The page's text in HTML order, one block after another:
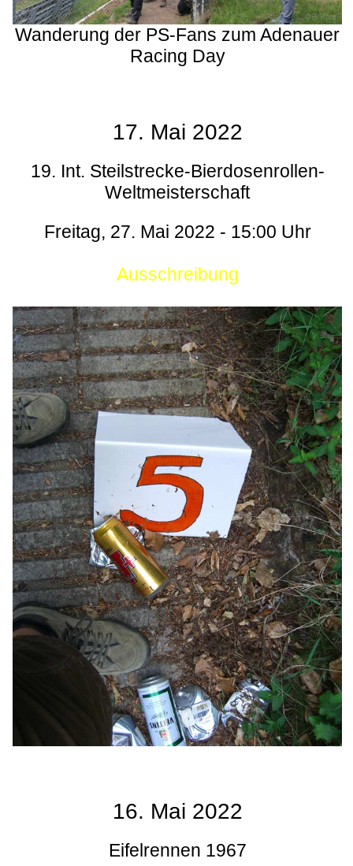
Wanderung der PS-Fans zum Adenauer
Racing Day
17. Mai 2022
19. Int. Steilstrecke-Bierdosenrollen-
Weltmeisterschaft
Freitag, 27. Mai 2022 - 15:00 Uhr
Ausschreibung
16. Mai 2022
Eifelrennen 1967